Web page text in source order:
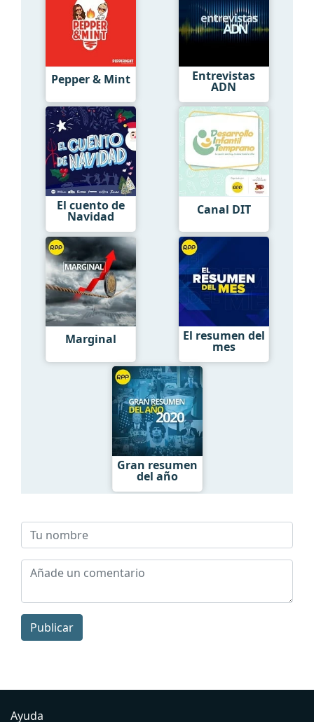
Pepper & Mint Entrevistas
ADN
El cuento de
Navidad Canal DIT
Marginal El resumen del
mes
Gran resumen
del año
Publicar
Ayuda